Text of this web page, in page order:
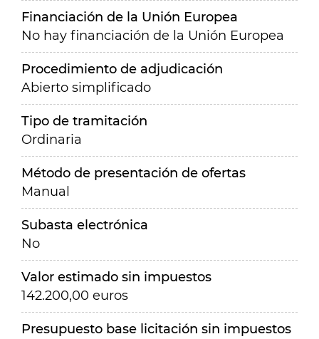
Financiación de la Unión Europea
No hay financiación de la Unión Europea
Procedimiento de adjudicación
Abierto simplificado
Tipo de tramitación
Ordinaria
Método de presentación de ofertas
Manual
Subasta electrónica
No
Valor estimado sin impuestos
142.200,00 euros
Presupuesto base licitación sin impuestos